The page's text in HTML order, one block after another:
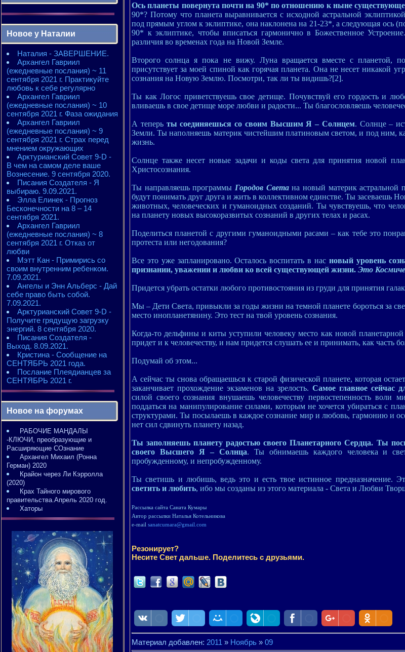
2010 - энергии месяцев
2010 - ЭНЕРГИИ года
2011 - энергии месяцев
2011 - ЭНЕРГИИ года
2012 - энергии месяцев
2012 - ЭНЕРГИИ года
2013 - энергии месяцев
2013 - ЭНЕРГИИ года
2014 - энергии месяцев
2014 - ЭНЕРГИИ года
2015 - энергии месяцев
2015 - ЭНЕРГИИ года
Новое у Наталии
Наталия - ЗАВЕРШЕНИЕ.
Архангел Гавриил
(ежедневные послания) ~ 11
сентября 2021 г. Практикуйте
любовь к себе регулярно
Архангел Гавриил
(ежедневные послания) ~ 10
сентября 2021 г. Фаза ожидания
Архангел Гавриил
(ежедневные послания) ~ 9
сентября 2021 г. Страх перед
мнением окружающих
Арктурианский Совет 9-D -
В чем на самом деле ваше
Вознесение. 9 сентября 2020.
Писания Создателя - Я
выбираю. 9.09.2021.
Элла Елинек - Прогноз
Бесконечности на 8 – 14
сентября 2021.
Архангел Гавриил
(ежедневные послания) ~ 8
сентября 2021 г. Отказ от
любви
Мэтт Кан - Примирись со
своим внутренним ребенком.
7.09.2021.
Ангелы и Энн Альберс - Дай
себе право быть собой.
7.09.2021.
Арктурианский Совет 9-D -
Получите грядущую загрузку
энергий. 8 сентября 2020.
Писания Создателя -
Выход. 8.09.2021.
Кристина - Сообщение на
СЕНТЯБРЬ 2021 года.
Послание Плеядианцев за
СЕНТЯБРЬ 2021 г.
Новое на форумах
РАБОЧИЕ МАНДАЛЫ
-КЛЮЧИ, преобразующие и
Расширяющие СОзнание
Архангел Михаил (Ронна
Герман) 2020
Крайон через Ли Кэрролла
(2020)
Крах Тайного мирового
правительства.Апрель 2020 год.
Хаторы
Ось планеты повернута почти на 90* по отношению к ныне
90*? Потому что планета выравнивается с исходной астральной
под прямым углом к эклиптике, она наклонена на 21-23*, а следующая ось
90* к эклиптике, чтобы вписаться гармонично в Божественное
различия во временах года на Новой Земле.
Второго солнца я пока не вижу. Луна вращается вместе с планетой,
присутствует за моей спиной как горячая планета. Она не несет никакой
сознания на Новую Землю. Посмотри, так ли ты видишь?[2].
Ты как Логос приветствуешь свое детище. Почувствуй его гордость и
вливаешь в свое детище море любви и радости... Ты благословляешь
А теперь ты соединяешься со своим Высшим Я – Солнцем. Солнце –
Земли. Ты наполняешь материк чистейшим платиновым светом, и под ним,
жизнь.
Солнце также несет новые задачи и коды света для принятия новой
Христосознания.
Ты направляешь программы Городов Светана новый материк астральной
будут понимать друг друга и жить в коллективном единстве. Ты засеваешь
животных, человеческих и гуманоидных созданий. Ты чувствуешь, что
на планету новых высокоразвитых сознаний в других телах и расах.
Поделиться планетой с другими гуманоидными расами – как тебе это
протеста или негодования?
Все это уже запланировано. Осталось воспитать в нас новый уровень
признании, уважении и любви ко всей существующей жизни. Это
Придется убрать остатки любого противостояния из груди для принятия
Мы – Дети Света, привыкли за годы жизни на темной планете бороться за
место инопланетянину. Это тест на твой уровень сознания.
Когда-то дельфины и киты уступили человеку место как новой
придет и к человечеству, и нам придется слушать ее и принимать, как часть
Подумай об этом...
А сейчас ты снова обращаешься к старой физической планете, которая
заканчивает прохождение экзаменов на зрелость. Самое главное сейчас
силой своего сознания внушаешь человечеству первостепенность воли
поддаться на манипулирование силами, которым не хочется убираться с
структурами. Ты посылаешь в каждое сознание мир и любовь, гармонию и
нет сил сдвинуть планету назад.
Ты заполняешь планету радостью своего Планетарного Сердца. Ты
своего Высшего Я – Солнца. Ты обнимаешь каждого человека и
пробужденному, и непробужденному.
Ты светишь и любишь, ведь это и есть твое истинное предназначение.
светить и любить, ибо мы созданы из этого материала - Света и Любви
Рассылка сайта Саната Кумары
Автор рассылки Наталья Котельникова
e-mail sanatcumara@gmail.com
Резонирует?
Несите Свет дальше. Поделитесь с друзьями.
Материал добавлен: 2011 » Ноябрь » 09